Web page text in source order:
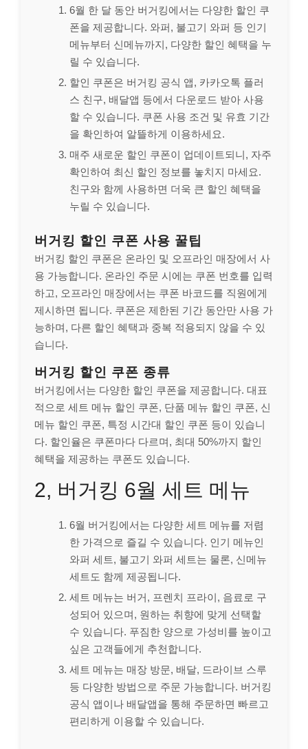
6월 한 달 동안 버거킹에서는 다양한 할인 쿠
폰을 제공합니다. 와퍼, 불고기 와퍼 등 인기
메뉴부터 신메뉴까지, 다양한 할인 혜택을 누
릴 수 있습니다.
할인 쿠폰은 버거킹 공식 앱, 카카오톡 플러
스 친구, 배달앱 등에서 다운로드 받아 사용
할 수 있습니다. 쿠폰 사용 조건 및 유효 기간
을 확인하여 알뜰하게 이용하세요.
매주 새로운 할인 쿠폰이 업데이트되니, 자주
확인하여 최신 할인 정보를 놓치지 마세요.
친구와 함께 사용하면 더욱 큰 할인 혜택을
누릴 수 있습니다.
버거킹 할인 쿠폰 사용 꿀팁
버거킹 할인 쿠폰은 온라인 및 오프라인 매장에서 사
용 가능합니다. 온라인 주문 시에는 쿠폰 번호를 입력
하고, 오프라인 매장에서는 쿠폰 바코드를 직원에게
제시하면 됩니다. 쿠폰은 제한된 기간 동안만 사용 가
능하며, 다른 할인 혜택과 중복 적용되지 않을 수 있
습니다.
버거킹 할인 쿠폰 종류
버거킹에서는 다양한 할인 쿠폰을 제공합니다. 대표
적으로 세트 메뉴 할인 쿠폰, 단품 메뉴 할인 쿠폰, 신
메뉴 할인 쿠폰, 특정 시간대 할인 쿠폰 등이 있습니
다. 할인율은 쿠폰마다 다르며, 최대 50%까지 할인
혜택을 제공하는 쿠폰도 있습니다.
2, 버거킹 6월 세트 메뉴
6월 버거킹에서는 다양한 세트 메뉴를 저렴
한 가격으로 즐길 수 있습니다. 인기 메뉴인
와퍼 세트, 불고기 와퍼 세트는 물론, 신메뉴
세트도 함께 제공됩니다.
세트 메뉴는 버거, 프렌치 프라이, 음료로 구
성되어 있으며, 원하는 취향에 맞게 선택할
수 있습니다. 푸짐한 양으로 가성비를 높이고
싶은 고객들에게 추천합니다.
세트 메뉴는 매장 방문, 배달, 드라이브 스루
등 다양한 방법으로 주문 가능합니다. 버거킹
공식 앱이나 배달앱을 통해 주문하면 빠르고
편리하게 이용할 수 있습니다.